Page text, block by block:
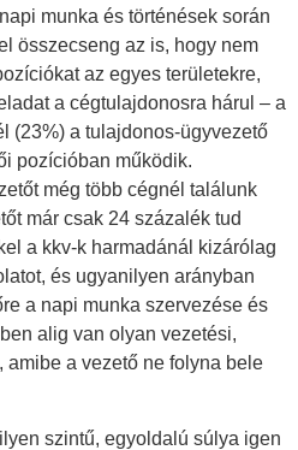
munka és történések során
összecseng az is, hogy nem
az egyes területekre,
a cégtulajdonosra hárul – a
(23%) a tulajdonos-ügyvezető
pozícióban működik.
még több cégnél találunk
már csak 24 százalék tud
a kkv-k harmadánál kizárólag
és ugyanilyen arányban
a napi munka szervezése és
alig van olyan vezetési,
amibe a vezető ne folyna bele
szintű, egyoldalú súlya igen